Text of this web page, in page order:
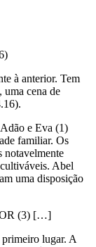
à anterior. Tem
cena de
e Eva (1)
familiar. Os
notavelmente
Abel
uma disposição
(3) […]
lugar. A